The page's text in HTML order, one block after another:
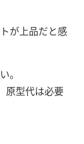
が上品だと感
。
原型代は必要